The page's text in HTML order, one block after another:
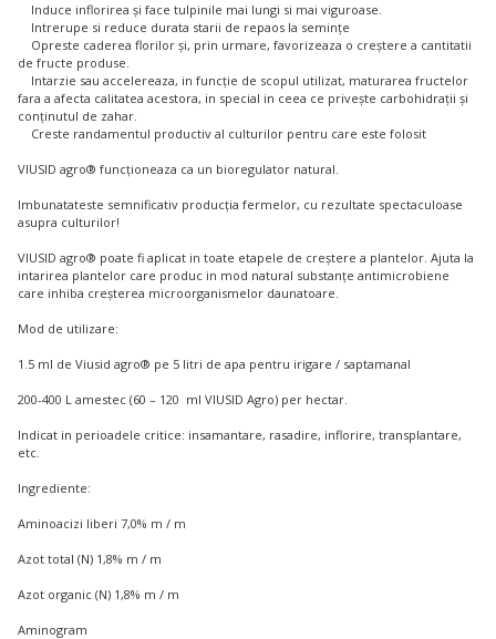
Induce inflorirea și face tulpinile mai lungi si mai viguroase.
Intrerupe si reduce durata starii de repaos la semințe
Opreste caderea florilor și, prin urmare, favorizeaza o creștere a cantitatii
de fructe produse.
Intarzie sau accelereaza, in funcție de scopul utilizat, maturarea fructelor
fara a afecta calitatea acestora, in special in ceea ce privește carbohidrații și
conținutul de zahar.
Creste randamentul productiv al culturilor pentru care este folosit
VIUSID agro® funcționeaza ca un bioregulator natural.
Imbunatateste semnificativ producția fermelor, cu rezultate spectaculoase
asupra culturilor!
VIUSID agro® poate fi aplicat in toate etapele de creștere a plantelor. Ajuta la
intarirea plantelor care produc in mod natural substanțe antimicrobiene
care inhiba creșterea microorganismelor daunatoare.
Mod de utilizare:
1.5 ml de Viusid agro® pe 5 litri de apa pentru irigare / saptamanal
200-400 L amestec (60 – 120 ml VIUSID Agro) per hectar.
Indicat in perioadele critice: insamantare, rasadire, inflorire, transplantare,
etc.
Ingrediente:
Aminoacizi liberi 7,0% m / m
Azot total (N) 1,8% m / m
Azot organic (N) 1,8% m / m
Aminogram